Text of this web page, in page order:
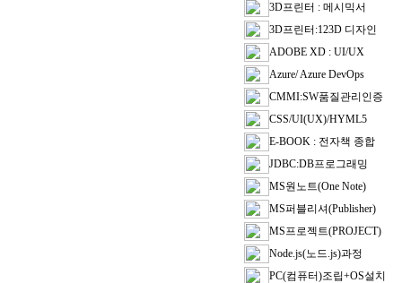
3D프린터 : 메시믹서
3D프린터:123D 디자인
ADOBE XD : UI/UX
Azure/ Azure DevOps
CMMI:SW품질관리인증
CSS/UI(UX)/HYML5
E-BOOK : 전자책 종합
JDBC:DB프로그래밍
MS원노트(One Note)
MS퍼블리셔(Publisher)
MS프로젝트(PROJECT)
Node.js(노드.js)과정
PC(컴퓨터)조립+OS설치